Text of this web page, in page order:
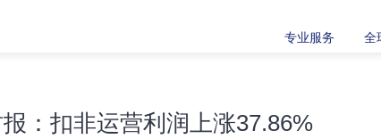
专业服务
全
：扣非运营利润上涨37.86%